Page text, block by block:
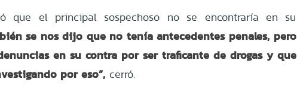
que el principal sospechoso no se encontraría en su
se nos dijo que no tenía antecedentes penales, pero
en su contra por ser traficante de drogas y que
por eso”, cerró.